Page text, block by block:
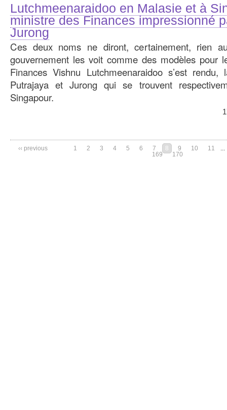
Lutchmeenaraidoo en Malasie et à
ministre des Finances impressionné
Jurong
Ces deux noms ne diront, cer­taine­ment, rien
gouvernement les voit comme des modèles pour
Finances Vishnu Lutch­mee­naraidoo s’est
Putrajaya et Jurong qui se trouvent
Singapour.
‹‹ previous 1 2 3 4 5 6 7 8 9 10 11
...
169
170